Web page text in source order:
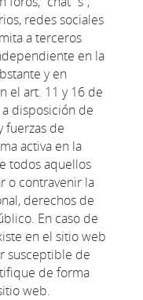
redes sociales
a terceros
en la
y en
el art. 11 y 16 de
a disposición de
fuerzas de
activa en la
todos aquellos
o contravenir la
derechos de
En caso de
en el sitio web
susceptible de
de forma
web.